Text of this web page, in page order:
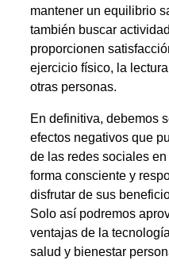
mantener un equilibrio
también buscar
proporcionen
ejercicio físico, la
otras personas.
En definitiva, debemos
efectos negativos que
de las redes sociales
forma consciente y
disfrutar de sus
Solo así podremos
ventajas de la
salud y bienestar